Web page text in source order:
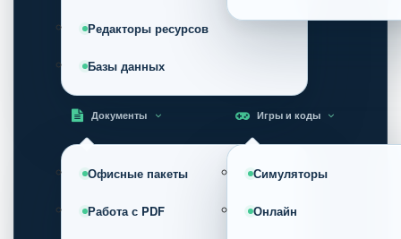
Редакторы ресурсов
Базы данных
Документы
Офисные пакеты
Работа с PDF
Игры и коды
Симуляторы
Онлайн